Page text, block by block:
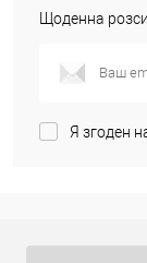
Щоденна
Я згоден